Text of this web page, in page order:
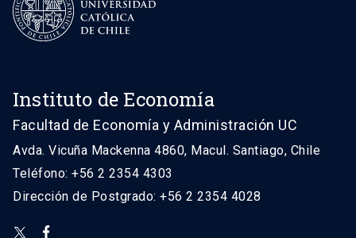
Instituto de Economía
Facultad de Economía y Administración UC
Avda. Vicuña Mackenna 4860, Macul. Santiago, Chile
Teléfono: +56 2 2354 4303
Dirección de Postgrado: +56 2 2354 4028